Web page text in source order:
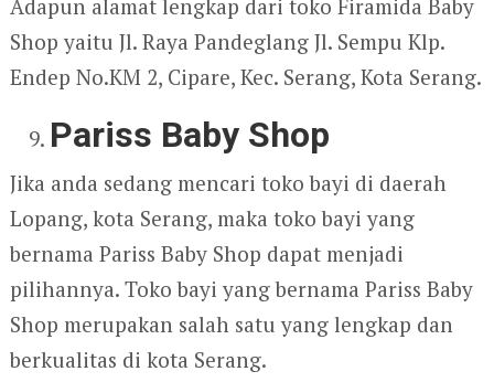
Adapun alamat lengkap dari toko Firamida Baby
Shop yaitu Jl. Raya Pandeglang Jl. Sempu Klp.
Endep No.KM 2, Cipare, Kec. Serang, Kota Serang.
Pariss Baby Shop
Jika anda sedang mencari toko bayi di daerah
Lopang, kota Serang, maka toko bayi yang
bernama Pariss Baby Shop dapat menjadi
pilihannya. Toko bayi yang bernama Pariss Baby
Shop merupakan salah satu yang lengkap dan
berkualitas di kota Serang.